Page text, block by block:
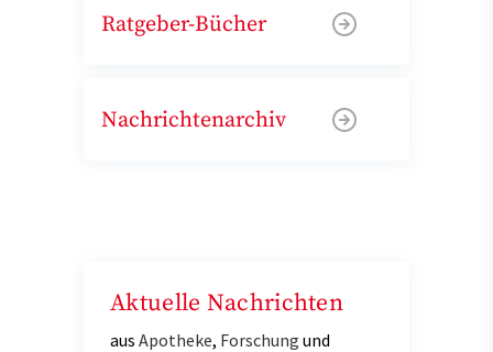
Ratgeber-Bücher
Nachrichtenarchiv
Aktuelle Nachrichten
aus Apotheke, Forschung und